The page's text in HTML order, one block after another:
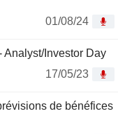
01/08/24
Analyst/Investor Day
17/05/23
de bénéfices